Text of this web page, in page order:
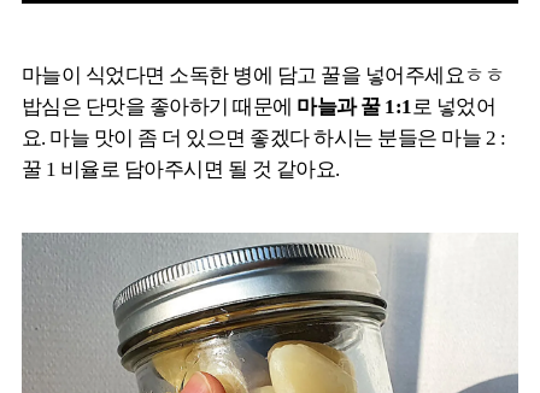
마늘이 식었다면 소독한 병에 담고 꿀을 넣어주세요ㅎㅎ
밥심은 단맛을 좋아하기 때문에 마늘과 꿀 1:1로 넣었어
요. 마늘 맛이 좀 더 있으면 좋겠다 하시는 분들은 마늘 2 :
꿀 1 비율로 담아주시면 될 것 같아요.